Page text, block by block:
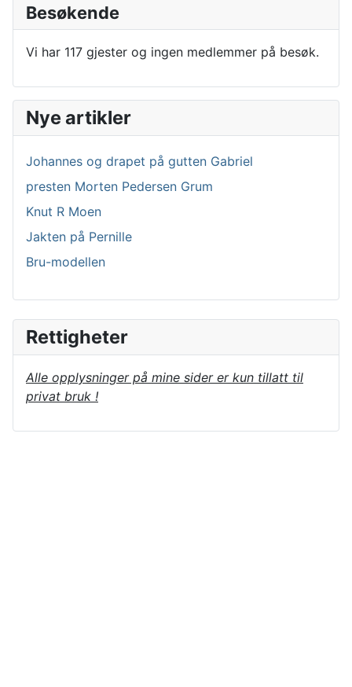
Besøkende
Vi har 117 gjester og ingen medlemmer på besøk.
Nye artikler
Johannes og drapet på gutten Gabriel
presten Morten Pedersen Grum
Knut R Moen
Jakten på Pernille
Bru-modellen
Rettigheter
Alle opplysninger på mine sider er kun tillatt til
privat bruk !